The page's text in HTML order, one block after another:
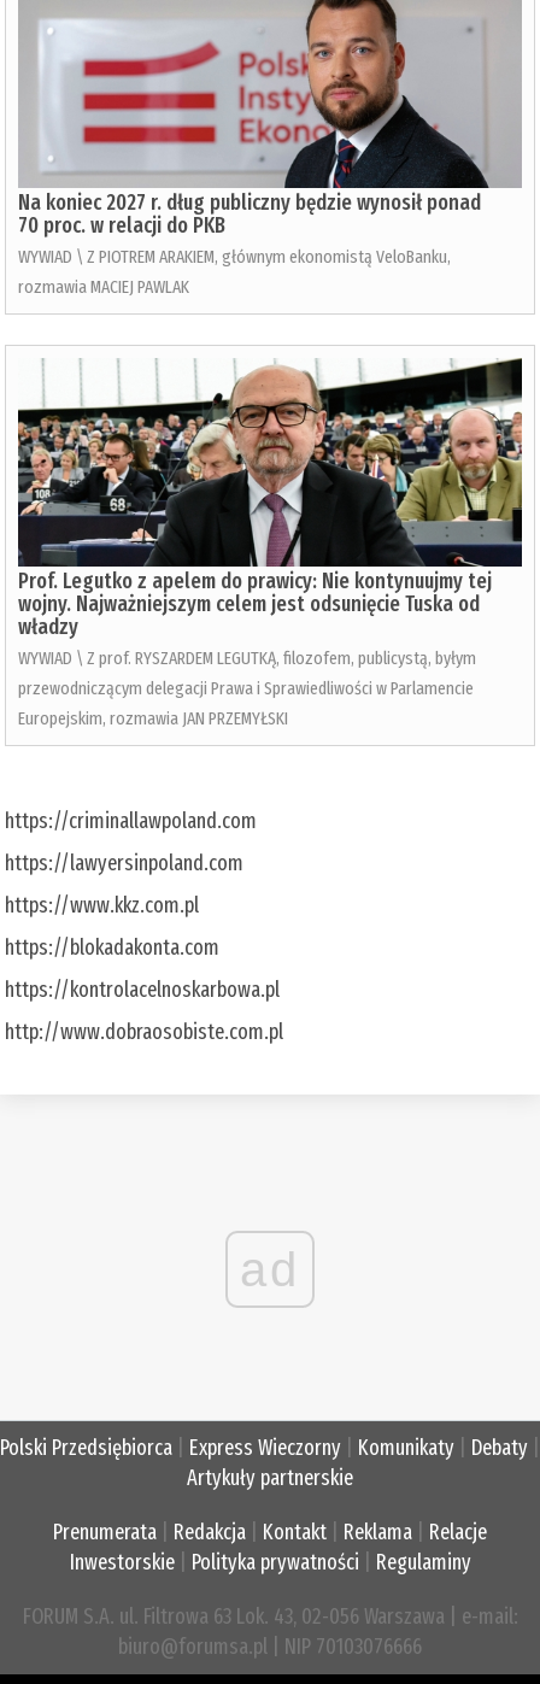
Na koniec 2027 r. dług publiczny będzie wynosił ponad
70 proc. w relacji do PKB
WYWIAD \ Z PIOTREM ARAKIEM, głównym ekonomistą VeloBanku,
rozmawia MACIEJ PAWLAK
Prof. Legutko z apelem do prawicy: Nie kontynuujmy tej
wojny. Najważniejszym celem jest odsunięcie Tuska od
władzy
WYWIAD \ Z prof. RYSZARDEM LEGUTKĄ, filozofem, publicystą, byłym
przewodniczącym delegacji Prawa i Sprawiedliwości w Parlamencie
Europejskim, rozmawia JAN PRZEMYŁSKI
https://criminallawpoland.com
https://lawyersinpoland.com
https://www.kkz.com.pl
https://blokadakonta.com
https://kontrolacelnoskarbowa.pl
http://www.dobraosobiste.com.pl
ad
Polski Przedsiębiorca Express Wieczorny Komunikaty Debaty
Artykuły partnerskie
Prenumerata Redakcja Kontakt Reklama
Relacje
Inwestorskie| Polityka prywatności Regulaminy
FORUM S.A. ul. Filtrowa 63 Lok. 43, 02-056 Warszawa | e-mail:
biuro@forumsa.pl | NIP 70103076666